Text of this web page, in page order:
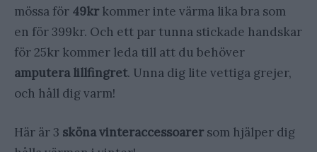
mössa för 49krkommer inte värma lika bra som
en för 399kr. Och ett par tunna stickade handskar
för 25kr kommer leda till att du behöver
amputera lillfingret. Unna dig lite vettiga grejer,
och håll dig varm!
Här är 3 sköna vinteraccessoarersom hjälper dig